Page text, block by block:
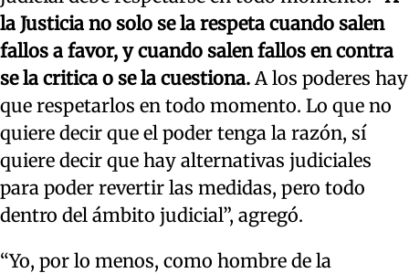
la Justicia no solo se la respeta cuando salen
fallos a favor, y cuando salen fallos en contra
se la critica o se la cuestiona. A los poderes hay
que respetarlos en todo momento. Lo que no
quiere decir que el poder tenga la razón, sí
quiere decir que hay alternativas judiciales
para poder revertir las medidas, pero todo
dentro del ámbito judicial”, agregó.
“Yo, por lo menos, como hombre de la